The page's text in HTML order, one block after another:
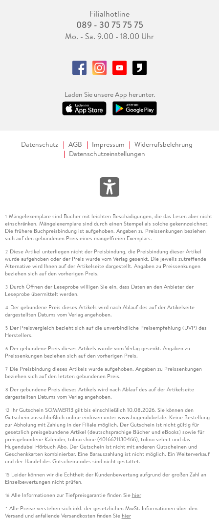
Filialhotline
089 - 30 75 75 75
Mo. - Sa. 9.00 - 18.00 Uhr
Laden Sie unsere App herunter.
Datenschutz AGB Impressum
Widerrufsbelehrung
Datenschutzeinstellungen
1 Mängelexemplare sind Bücher mit leichten Beschädigungen, die das Lesen aber nicht
einschränken. Mängelexemplare sind durch einen Stempel als solche gekennzeichnet.
Die frühere Buchpreisbindung ist aufgehoben. Angaben zu Preissenkungen beziehen
sich auf den gebundenen Preis eines mangelfreien Exemplars.
2 Diese Artikel unterliegen nicht der Preisbindung, die Preisbindung dieser Artikel
wurde aufgehoben oder der Preis wurde vom Verlag gesenkt. Die jeweils zutreffende
Alternative wird Ihnen auf der Artikelseite dargestellt. Angaben zu Preissenkungen
beziehen sich auf den vorherigen Preis.
3 Durch Öffnen der Leseprobe willigen Sie ein, dass Daten an den Anbieter der
Leseprobe übermittelt werden.
4 Der gebundene Preis dieses Artikels wird nach Ablauf des auf der Artikelseite
dargestellten Datums vom Verlag angehoben.
5 Der Preisvergleich bezieht sich auf die unverbindliche Preisempfehlung (UVP) des
Herstellers.
6 Der gebundene Preis dieses Artikels wurde vom Verlag gesenkt. Angaben zu
Preissenkungen beziehen sich auf den vorherigen Preis.
7 Die Preisbindung dieses Artikels wurde aufgehoben. Angaben zu Preissenkungen
beziehen sich auf den letzten gebundenen Preis.
8 Der gebundene Preis dieses Artikels wird nach Ablauf des auf der Artikelseite
dargestellten Datums vom Verlag angehoben.
12 Ihr Gutschein SOMMER13 gilt bis einschließlich 10.08.2026. Sie können den
Gutschein ausschließlich online einlösen unter www.hugendubel.de. Keine Bestellung
zur Abholung mit Zahlung in der Filiale möglich. Der Gutschein ist nicht gültig für
gesetzlich preisgebundene Artikel (deutschsprachige Bücher und eBooks) sowie für
preisgebundene Kalender, tolino shine (4016621130466), tolino select und das
Hugendubel Hörbuch Abo. Der Gutschein ist nicht mit anderen Gutscheinen und
Geschenkkarten kombinierbar. Eine Barauszahlung ist nicht möglich. Ein Weiterverkauf
und der Handel des Gutscheincodes sind nicht gestattet.
15 Leider können wir die Echtheit der Kundenbewertung aufgrund der großen Zahl an
Einzelbewertungen nicht prüfen.
16 Alle Informationen zur Tiefpreisgarantie finden Sie hier
* Alle Preise verstehen sich inkl. der gesetzlichen MwSt. Informationen über den
Versand und anfallende Versandkosten finden Sie hier